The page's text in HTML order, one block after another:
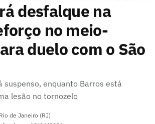
desfalque na
no meio-
duelo com o São
suspenso, enquanto Barros está
lesão no tornozelo
Rio de Janeiro (RJ)